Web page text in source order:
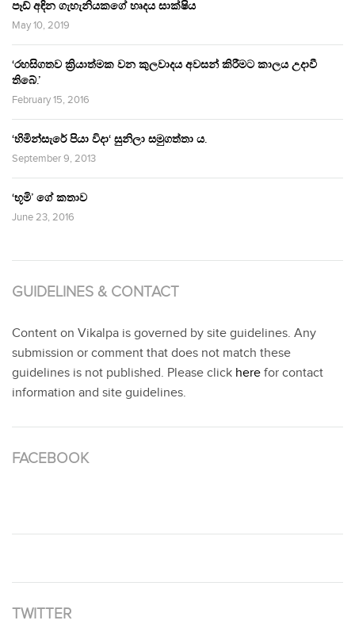
පෑඩ් අඳින ගැහැනියකගේ හෘදය සාක්ෂිය
May 10, 2019
‘රහසිගතව ක්‍රියාත්මක වන කුලවාදය අවසන් කිරීමට කාලය උදාවී
තිබේ.’
February 15, 2016
‘හිමින්සැරේ පියා විදා‘ සුනිලා සමුගත්තා ය.
September 9, 2013
‘භූමි’ ගේ කතාව
June 23, 2016
GUIDELINES & CONTACT
Content on Vikalpa is governed by site guidelines. Any
submission or comment that does not match these
guidelines is not published. Please click here for contact
information and site guidelines.
FACEBOOK
TWITTER